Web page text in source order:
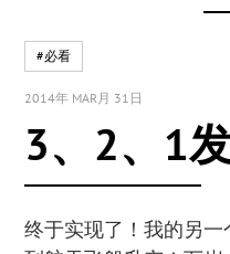
#必看
2014年 MAR月 31日
3、2、1
终于实现了！我的另